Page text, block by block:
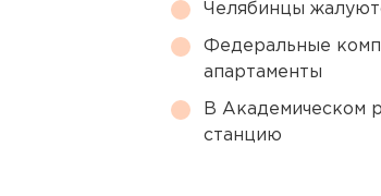
Челябинцы
Федеральные
апартаменты
В Академическом
станцию